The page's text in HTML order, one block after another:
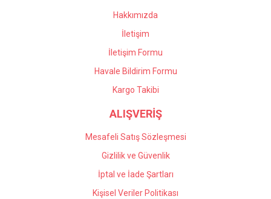
Hakkımızda
İletişim
İletişim Formu
Havale Bildirim Formu
Kargo Takibi
ALIŞVERİŞ
Mesafeli Satış Sözleşmesi
Gizlilik ve Güvenlik
İptal ve İade Şartları
Kişisel Veriler Politikası